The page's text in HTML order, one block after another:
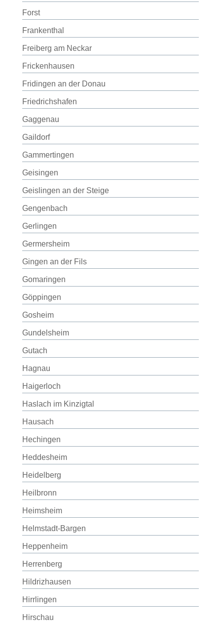
Forst
Frankenthal
Freiberg am Neckar
Frickenhausen
Fridingen an der Donau
Friedrichshafen
Gaggenau
Gaildorf
Gammertingen
Geisingen
Geislingen an der Steige
Gengenbach
Gerlingen
Germersheim
Gingen an der Fils
Gomaringen
Göppingen
Gosheim
Gundelsheim
Gutach
Hagnau
Haigerloch
Haslach im Kinzigtal
Hausach
Hechingen
Heddesheim
Heidelberg
Heilbronn
Heimsheim
Helmstadt-Bargen
Heppenheim
Herrenberg
Hildrizhausen
Hirrlingen
Hirschau